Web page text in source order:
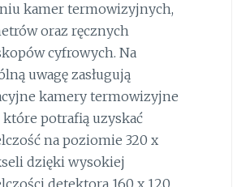
kamer termowizyjnych,
oraz ręcznych
cyfrowych. Na
uwagę zasługują
kamery termowizyjne
które potrafią uzyskać
na poziomie 320 x
dzięki wysokiej